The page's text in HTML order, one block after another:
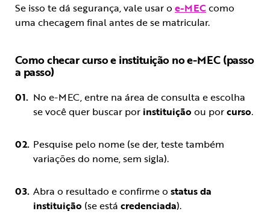
Se isso te dá segurança, vale usar o e-MEC como
uma checagem final antes de se matricular.
Como checar curso e instituição no e-MEC (passo
a passo)
No e-MEC, entre na área de consulta e escolha
se você quer buscar por instituição ou porcurso.
Pesquise pelo nome (se der, teste também
variações do nome, sem sigla).
Abra o resultado e confirme o status da
instituição (se está credenciada).